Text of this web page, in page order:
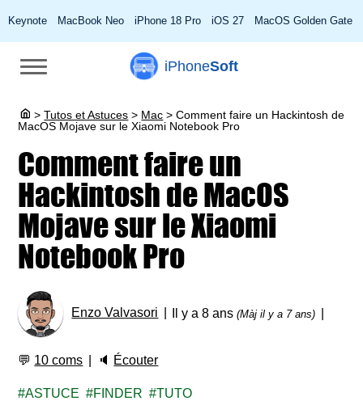
Keynote MacBook Neo iPhone 18 Pro iOS 27 MacOS Golden Gate
iPhoneSoft
> Tutos et Astuces > Mac > Comment faire un Hackintosh de
MacOS Mojave sur le Xiaomi Notebook Pro
Comment faire un
Hackintosh de MacOS
Mojave sur le Xiaomi
Notebook Pro
Enzo Valvasori Il y a 8 ans(Màj il y a 7 ans)
💬 10 coms 🔈 Écouter
ASTUCE FINDER TUTO